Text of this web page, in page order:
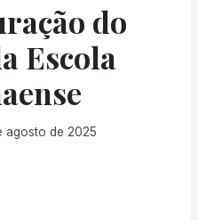
do
Escola
agosto de 2025